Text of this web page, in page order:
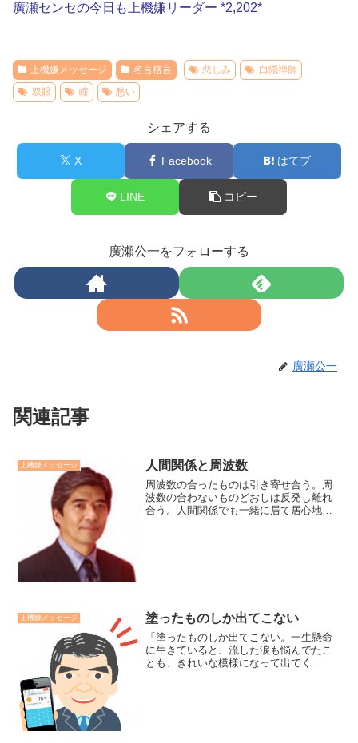
廣瀬センセの今日も上機嫌リーダー *2,202*
上機嫌メッセージ 名言格言 悲しみ
白隠禅師
双眼
瞳 愁い
シェアする
X Facebook はてブ
LINE コピー
廣瀬公一をフォローする
廣瀬公一
関連記事
上機嫌メッセージ 人間関係と周波数
周波数の合ったものは引き寄せ合う。周
波数の合わないものどおしは反発し離れ
合う。人間関係でも一緒に居て居心地の
上機嫌メッセージ 塗ったものしか出てこない
「塗ったものしか出てこない。一生懸命
に生きていると、流した涙も悩んでたこ
とも、きれいな模様になって出てく